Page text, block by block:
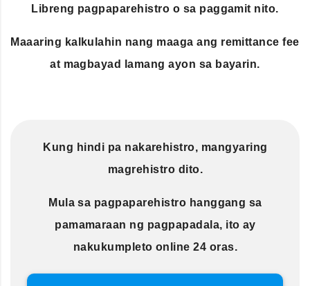
Libreng pagpaparehistro o sa paggamit nito.
Maaaring kalkulahin nang maaga ang remittance fee
at magbayad lamang ayon sa bayarin.
Kung hindi pa nakarehistro, mangyaring
magrehistro dito.
Mula sa pagpaparehistro hanggang sa
pamamaraan ng pagpapadala, ito ay
nakukumpleto online 24 oras.